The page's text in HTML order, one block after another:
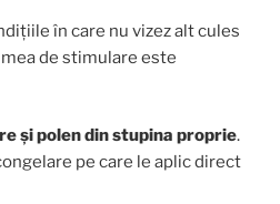
în care nu vizez alt cules
de stimulare este
și polen din stupina proprie.
pe care le aplic direct